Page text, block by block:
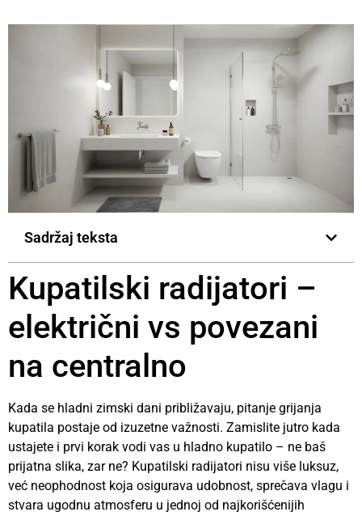
Sadržaj teksta
Kupatilski radijatori –
električni vs povezani
na centralno
Kada se hladni zimski dani približavaju, pitanje grijanja
kupatila postaje od izuzetne važnosti. Zamislite jutro kada
ustajete i prvi korak vodi vas u hladno kupatilo – ne baš
prijatna slika, zar ne? Kupatilski radijatori nisu više luksuz,
već neophodnost koja osigurava udobnost, sprečava vlagu i
stvara ugodnu atmosferu u jednoj od najkorišćenijih